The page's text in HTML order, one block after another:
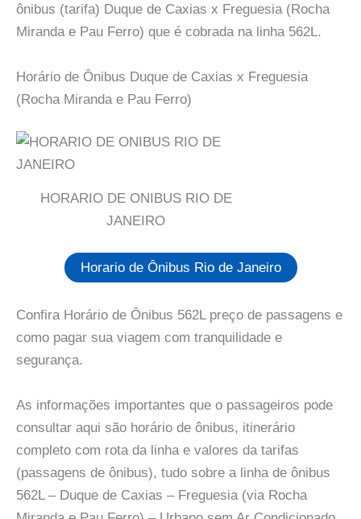
ônibus (tarifa) Duque de Caxias x Freguesia (Rocha
Miranda e Pau Ferro) que é cobrada na linha 562L.
Horário de Ônibus Duque de Caxias x Freguesia
(Rocha Miranda e Pau Ferro)
HORARIO DE ONIBUS RIO DE
JANEIRO
Horario de Ônibus Rio de Janeiro
Confira Horário de Ônibus 562L preço de passagens e
como pagar sua viagem com tranquilidade e
segurança.
As informações importantes que o passageiros pode
consultar aqui são horário de ônibus, itinerário
completo com rota da linha e valores da tarifas
(passagens de ônibus), tudo sobre a linha de ônibus
562L – Duque de Caxias – Freguesia (via Rocha